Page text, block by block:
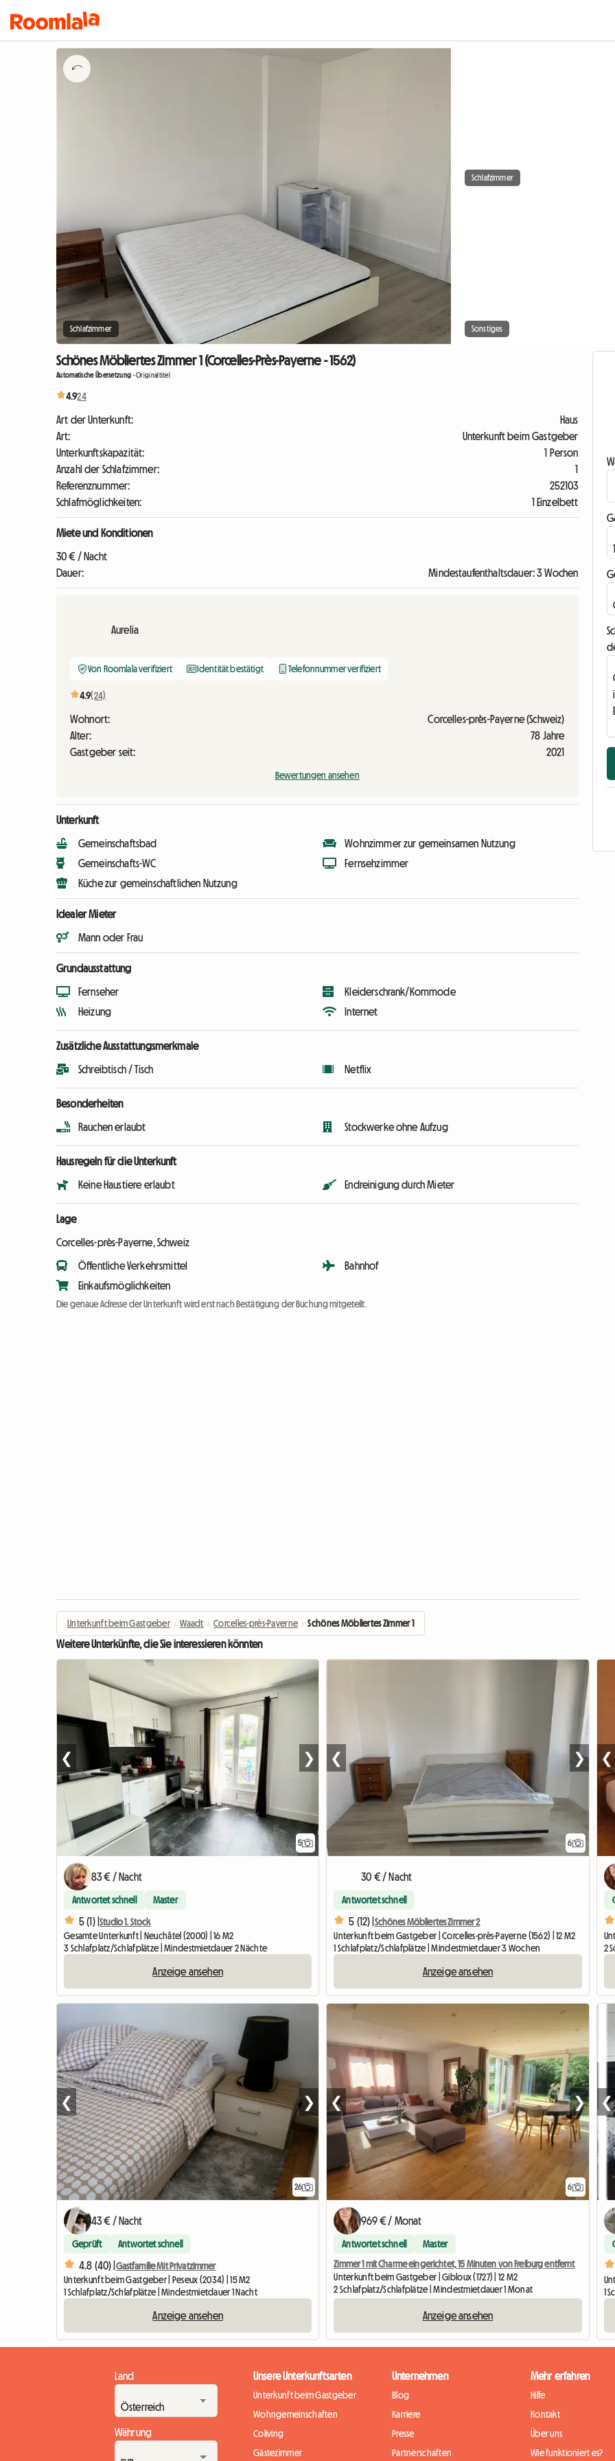
Schlafzimmer
Schlafzimmer
Sonstiges
Schönes Möbliertes Zimmer 1 (Corcelles-Près-Payerne - 1562)
Automatische Übersetzung -Originaltitel
4.924
Art der Unterkunft:
Haus
Art:
Unterkunft beim Gastgeber
Unterkunftskapazität:
1 Person
Anzahl der Schlafzimmer:
1
Referenznummer:
252103
Schlafmöglichkeiten:
1 Einzelbett
Miete und Konditionen
30 € / Nacht
Dauer:
Mindestaufenthaltsdauer: 3 Wochen
Aurelia
Von Roomlala verifiziert Identität bestätigt Telefonnummer verifiziert
4.9(24)
Wohnort:
Corcelles-près-Payerne (Schweiz)
Alter:
78 Jahre
Gastgeber seit:
2021
Bewertungen ansehen
Unterkunft
Gemeinschaftsbad
Gemeinschafts-WC
Küche zur gemeinschaftlichen Nutzung
Wohnzimmer zur gemeinsamen Nutzung
Fernsehzimmer
Idealer Mieter
Mann oder Frau
Grundausstattung
Fernseher
Heizung
Kleiderschrank/Kommode
Internet
Zusätzliche Ausstattungsmerkmale
Schreibtisch / Tisch Netflix
Besonderheiten
Rauchen erlaubt Stockwerke ohne Aufzug
Hausregeln für die Unterkunft
Keine Haustiere erlaubt Endreinigung durch Mieter
Lage
Corcelles-près-Payerne, Schweiz
Öffentliche Verkehrsmittel
Einkaufsmöglichkeiten
Bahnhof
Die genaue Adresse der Unterkunft wird erst nach Bestätigung der Buchung mitgeteilt.
Unterkunft beim Gastgeber › Waadt › Corcelles-près-Payerne › Schönes Möbliertes Zimmer 1
Weitere Unterkünfte, die Sie interessieren könnten
5
❮ ❯
83 € / Nacht
Antwortet schnell Master
5 (1) |Studio 1. Stock
Gesamte Unterkunft | Neuchâtel (2000) | 16 M2
3 Schlafplatz/Schlafplätze | Mindestmietdauer 2 Nächte
Anzeige ansehen
6
❮ ❯
30 € / Nacht
Antwortet schnell
5 (12) | Schönes Möbliertes Zimmer 2
Unterkunft beim Gastgeber | Corcelles-près-Payerne (1562) | 12 M2
1 Schlafplatz/Schlafplätze | Mindestmietdauer 3 Wochen
Anzeige ansehen
❮
2
26
❮ ❯
43 € / Nacht
Geprüft Antwortet schnell
4.8 (40) | Gastfamilie Mit Privatzimmer
Unterkunft beim Gastgeber | Peseux (2034) | 15 M2
1 Schlafplatz/Schlafplätze | Mindestmietdauer 1 Nacht
Anzeige ansehen
6
❮ ❯
969 € / Monat
Antwortet schnell Master
Zimmer 1 mit Charme eingerichtet, 15 Minuten von Freiburg entfernt
Unterkunft beim Gastgeber | Gibloux (1727) | 12 M2
2 Schlafplatz/Schlafplätze | Mindestmietdauer 1 Monat
Anzeige ansehen
❮
1
Land
Währung
Unsere Unterkunftsarten
Unterkunft beim Gastgeber
Wohngemeinschaften
Coliving
Gästezimmer
Unternehmen
Blog
Karriere
Presse
Partnerschaften
Mehr erfahren
Hilfe
Kontakt
Über uns
Wie funktioniert es?